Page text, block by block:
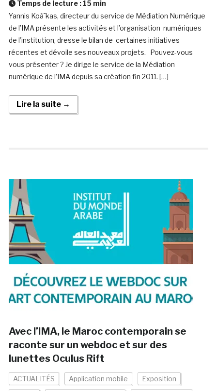
Temps de lecture : 15 min
Yannis Koà¯kas, directeur du service de Médiation Numérique
de l’IMA présente les activités et l’organisation numériques
de l’institution, dresse le bilan de certaines initiatives
récentes et dévoile ses nouveaux projets. Pouvez-vous
vous présenter ? Je dirige le service de la Médiation
numérique de l’IMA depuis sa création fin 2011. […]
Lire la suite →
Avec l’IMA, le Maroc contemporain se
raconte sur un webdoc et sur des
lunettes Oculus Rift
ACTUALITÉS Application mobile Exposition